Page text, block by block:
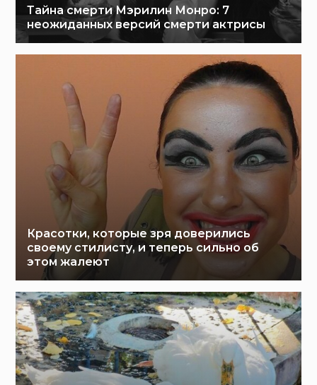
Тайна смерти Мэрилин Монро: 7
неожиданных версий смерти актрисы
Красотки, которые зря доверились
своему стилисту, и теперь сильно об
этом жалеют